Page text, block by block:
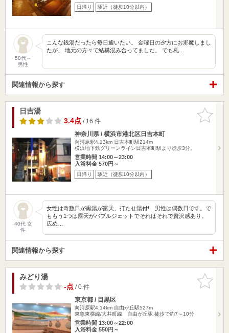
日帰り 駅近（徒歩10分以内）
50代～
男性
こんな銭湯だったら毎日通いたい。 金曜日の夕方にお邪魔しまし
たが、 地元の方々で結構混み合ってました。 でも札…
関連情報から探す
お気に入
りに追加
日吉湯
3.4点/ 16 件
神奈川県 / 横浜市港北区日吉本町
向河原駅4.13km 日吉本町駅214m
横浜地下鉄グリーンライン日吉本町駅より徒歩3分。
営業時間 14:00～23:00
入浴料金 570円～
日帰り 駅近（徒歩10分以内）
40代 女
性
女性は奇数日が黒湯が露天、打たせ湯付! 男性は偶数日です。で
ももう1つは露天がバブルジェットでそれはそれで贅沢感あり。
広め…
関連情報から探す
お気に入
りに追加
みどり湯
-点/ 0 件
東京都 / 目黒区
向河原駅4.14km 自由が丘駅527m
東急東横線/大井町線 自由が丘駅 徒歩で約7～10分
営業時間 13:00～22:00
入浴料金 550円～